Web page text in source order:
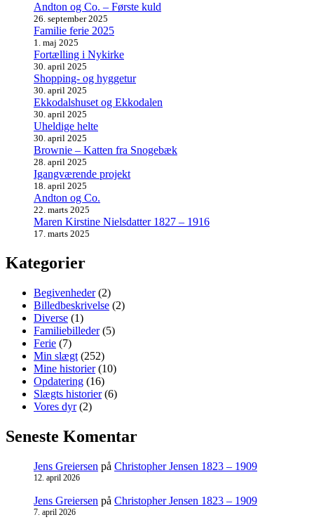
Andton og Co. – Første kuld
26. september 2025
Familie ferie 2025
1. maj 2025
Fortælling i Nykirke
30. april 2025
Shopping- og hyggetur
30. april 2025
Ekkodalshuset og Ekkodalen
30. april 2025
Uheldige helte
30. april 2025
Brownie – Katten fra Snogebæk
28. april 2025
Igangværende projekt
18. april 2025
Andton og Co.
22. marts 2025
Maren Kirstine Nielsdatter 1827 – 1916
17. marts 2025
Kategorier
Begivenheder(2)
Billedbeskrivelse (2)
Diverse (1)
Familiebilleder(5)
Ferie (7)
Min slægt (252)
Mine historier(10)
Opdatering (16)
Slægts historier(6)
Vores dyr(2)
Seneste Komentar
Jens Greiersen på Christopher Jensen 1823 – 1909
12. april 2026
Jens Greiersen på Christopher Jensen 1823 – 1909
7. april 2026